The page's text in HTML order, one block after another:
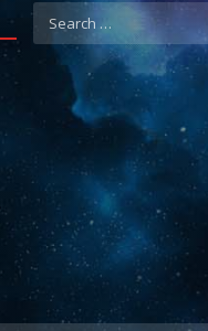
Search
for: